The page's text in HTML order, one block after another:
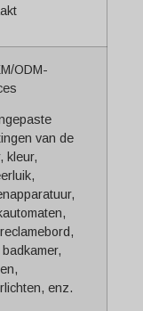
ODM-
van de
kleur,
enz.